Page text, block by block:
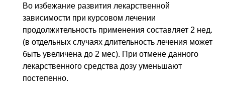
Во избежание развития лекарственной
зависимости при курсовом лечении
продолжительность применения составляет 2 нед.
(в отдельных случаях длительность лечения может
быть увеличена до 2 мес). При отмене данного
лекарственного средства дозу уменьшают
постепенно.